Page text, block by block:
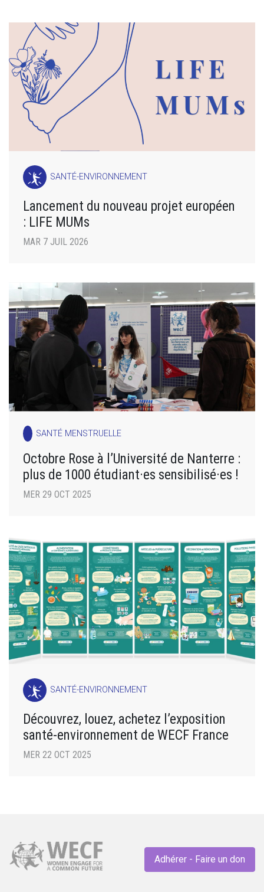
SANTÉ-ENVIRONNEMENT
Lancement du nouveau projet européen
: LIFE MUMs
MAR 7 JUIL 2026
SANTÉ MENSTRUELLE
Octobre Rose à l’Université de Nanterre :
plus de 1000 étudiant·es sensibilisé·es !
MER 29 OCT 2025
SANTÉ-ENVIRONNEMENT
Découvrez, louez, achetez l’exposition
santé-environnement de WECF France
MER 22 OCT 2025
Adhérer - Faire un don